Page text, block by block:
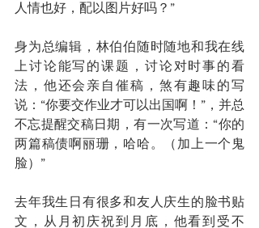
人情也好，配以图片好吗？”
身为总编辑，林伯伯随时随地和我在线
上讨论能写的课题，讨论对时事的看
法，他还会亲自催稿，煞有趣味的写
说：“你要交作业才可以出国啊！”，并总
不忘提醒交稿日期，有一次写道：“你的
两篇稿债啊丽珊，哈哈。（加上一个鬼
脸）”
去年我生日有很多和友人庆生的脸书贴
文，从月初庆祝到月底，他看到受不